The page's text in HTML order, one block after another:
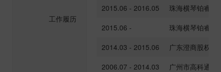
工作履历
2015.06 - 2016.05
珠海横琴铂睿资
2015.06 -
珠海横琴铂睿资
2014.03 - 2015.06
广东澄商股权投
2006.07 - 2014.03
广州市高科通信